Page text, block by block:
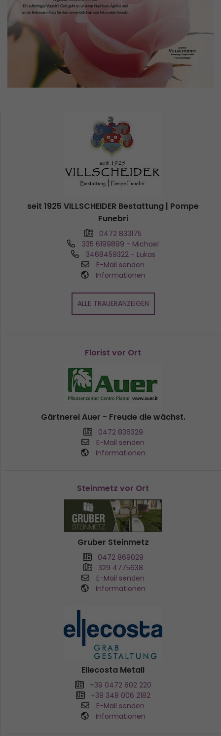
seit 1925 VILLSCHEIDER Bestattung | Pompe
Funebri
0472 833175
335 6199899 - Michael
3468459322 - Lukas
E-Mail senden
Informationen
ALLE TRAUERANZEIGEN
Florist vor Ort
Gärtnerei Auer - Freude die wächst.
0472 836329
E-Mail senden
Informationen
Steinmetz vor Ort
Gruber Steinmetz
0472 869029
329 4775638
E-Mail senden
Informationen
Ellecosta Metall
+39 0472 802 220
+39 348 006 2182
E-Mail senden
Informationen